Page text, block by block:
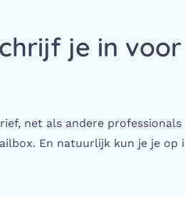
je in voor
net als andere professionals
En natuurlijk kun je je op